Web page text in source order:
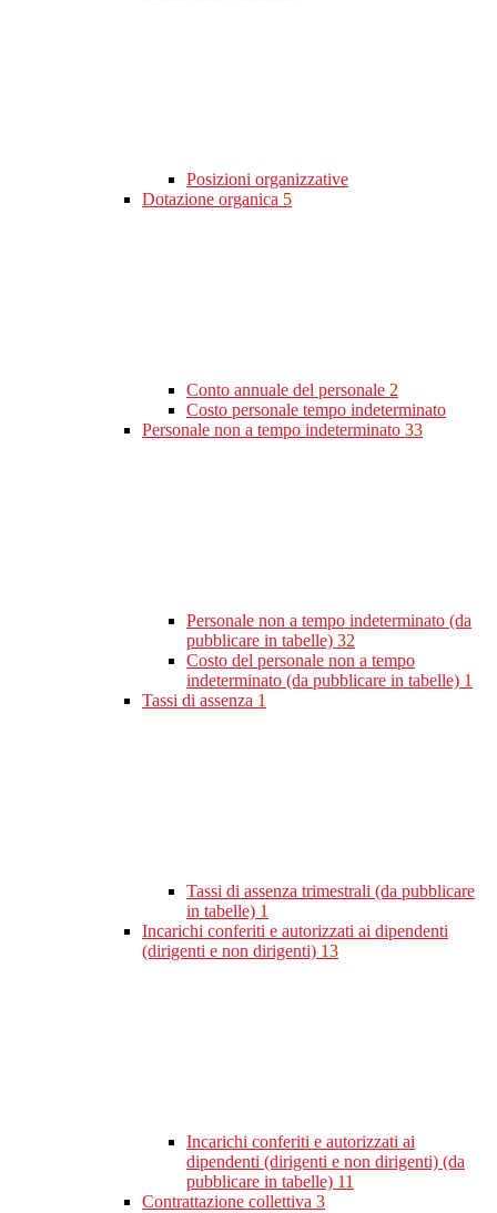
Posizioni organizzative
Dotazione organica 5
Conto annuale del personale 2
Costo personale tempo indeterminato
Personale non a tempo indeterminato 33
Personale non a tempo indeterminato (da
pubblicare in tabelle) 32
Costo del personale non a tempo
indeterminato (da pubblicare in tabelle) 1
Tassi di assenza 1
Tassi di assenza trimestrali (da pubblicare
in tabelle) 1
Incarichi conferiti e autorizzati ai dipendenti
(dirigenti e non dirigenti) 13
Incarichi conferiti e autorizzati ai
dipendenti (dirigenti e non dirigenti) (da
pubblicare in tabelle) 11
Contrattazione collettiva 3